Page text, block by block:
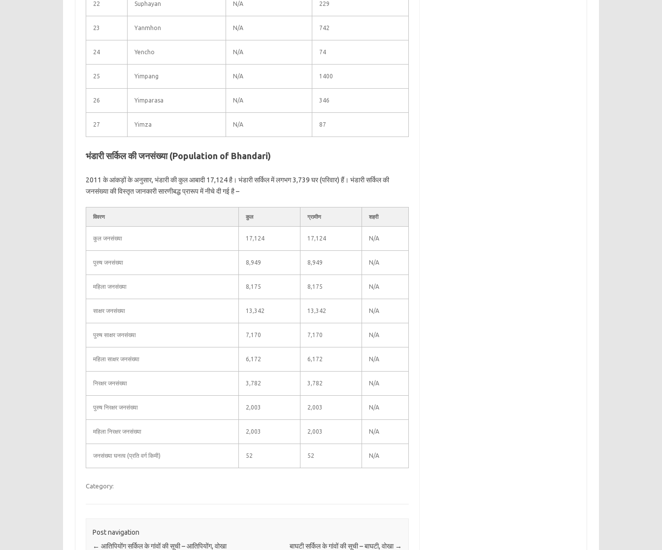
22 Suphayan N/A 229
23 Yanmhon N/A 742
24 Yencho N/A 74
25 Yimpang N/A 1400
26 Yimparasa N/A 346
27 Yimza N/A 87
भंडारी सर्किल की जनसंख्या (Population of Bhandari)
2011 के आंकड़ों के अनुसार, भंडारी की कुल आबादी 17,124 है। भंडारी सर्किल में लगभग 3,739 घर (परिवार) हैं। भंडारी सर्किल की
जनसंख्या की विस्तृत जानकारी सारणीबद्ध प्रारूप में नीचे दी गई है –
विवरण कुल ग्रामीण शहरी
कुल जनसंख्या 17,124 17,124 N/A
पुरुष जनसंख्या 8,949 8,949 N/A
महिला जनसंख्या 8,175 8,175 N/A
साक्षर जनसंख्या 13,342 13,342 N/A
पुरुष साक्षर जनसंख्या 7,170 7,170 N/A
महिला साक्षर जनसंख्या 6,172 6,172 N/A
निरक्षर जनसंख्या 3,782 3,782 N/A
पुरुष निरक्षर जनसंख्या 2,003 2,003 N/A
महिला निरक्षर जनसंख्या 2,003 2,003 N/A
जनसंख्या घनत्व (प्रति वर्ग किमी) 52 52 N/A
Category:
Post navigation
← आतिपियोंग सर्किल के गांवों की सूची – आतिपियोंग, वोखा बाघटी सर्किल के गांवों की सूची – बाघटी, वोखा →